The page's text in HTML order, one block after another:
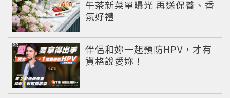
午茶新菜單曝光 再送保養、香
氛好禮
伴侶和妳一起預防HPV，才有
資格說愛妳！
PR